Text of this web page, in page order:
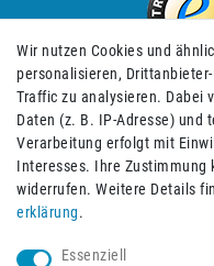
Impressum
Wir nutzen Cookies und
personalisieren,
Traffic zu analysieren. Dabei
Daten (z. B. IP-Adresse) und
Verarbeitung erfolgt mit
Interesses. Ihre Zustimmung
widerrufen. Weitere Details
erklärung.
Essenziell